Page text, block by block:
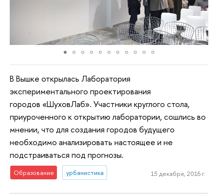
В Вышке открылась Лаборатория
экспериментального проектирования
городов «ШуховЛаб». Участники круглого стола,
приуроченного к открытию лаборатории, сошлись во
мнении, что для создания городов будущего
необходимо анализировать настоящее и не
подстраиваться под прогнозы.
Образование урбанистика 15 декабря, 2016 г.